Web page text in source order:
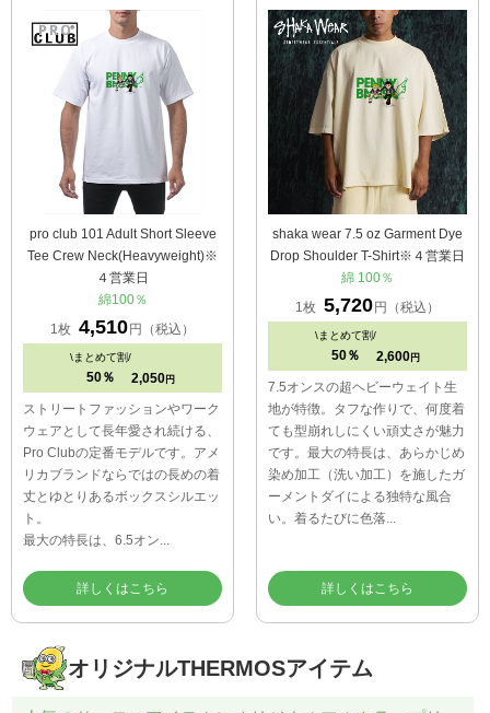
pro club 101 Adult Short Sleeve
Tee Crew Neck(Heavyweight)※
４営業日
綿100％
1枚 4,510円（税込）
\まとめて割/
50％ 2,050円
ストリートファッションやワーク
ウェアとして長年愛され続ける、
Pro Clubの定番モデルです。アメ
リカブランドならではの長めの着
丈とゆとりあるボックスシルエッ
ト。
最大の特長は、6.5オン...
詳しくはこちら
shaka wear 7.5 oz Garment Dye
Drop Shoulder T-Shirt※４営業日
綿 100％
1枚 5,720円（税込）
\まとめて割/
50％ 2,600円
7.5オンスの超ヘビーウェイト生
地が特徴。タフな作りで、何度着
ても型崩れしにくい頑丈さが魅力
です。最大の特長は、あらかじめ
染め加工（洗い加工）を施したガ
ーメントダイによる独特な風合
い。着るたびに色落...
詳しくはこちら
オリジナルTHERMOSアイテム